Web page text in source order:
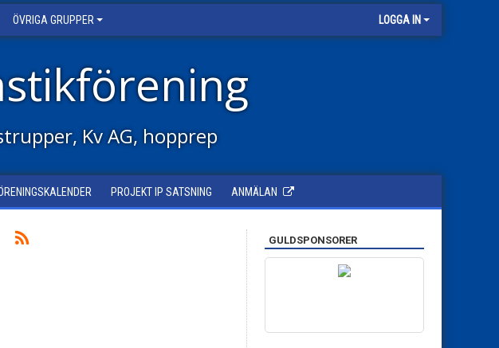
ÖVRIGA GRUPPER LOGGA IN
Kv AG, hopprep
PROJEKT IP SATSNING ANMÄLAN
GULDSPONSORER